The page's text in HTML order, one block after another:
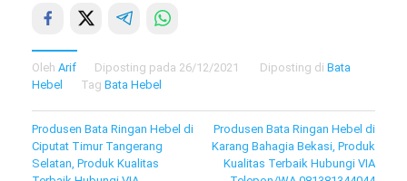
Oleh Arif Diposting pada 26/12/2021 Diposting di Bata
Hebel
Tag Bata Hebel
Navigasi
pos
Produsen Bata Ringan Hebel di
Ciputat Timur Tangerang
Selatan, Produk Kualitas
Produsen Bata Ringan Hebel di
Karang Bahagia Bekasi, Produk
Kualitas Terbaik Hubungi VIA